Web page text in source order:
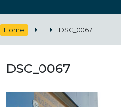
Home DSC_0067
DSC_0067